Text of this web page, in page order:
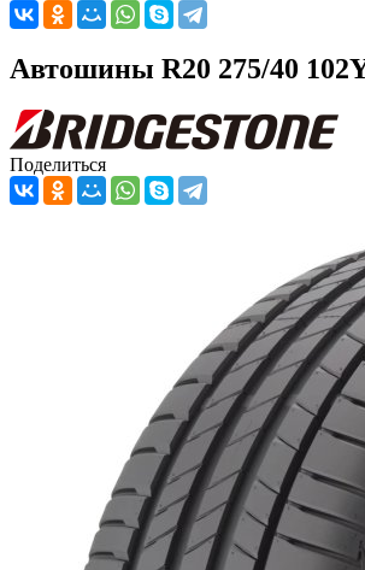
Автошины R20 275/40
Поделиться